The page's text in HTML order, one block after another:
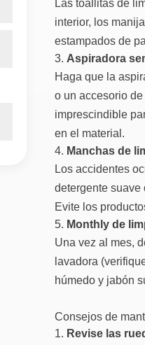
Las toallitas de
interior, los
estampados de
3. Aspiradora
Haga que la
o un accesorio
imprescindible
en el material.
4. Manchas de
Los accidentes
detergente suave
Evite los
5. Monthly de
Una vez al mes,
lavadora
húmedo y jabón
Consejos de
1. Revise las